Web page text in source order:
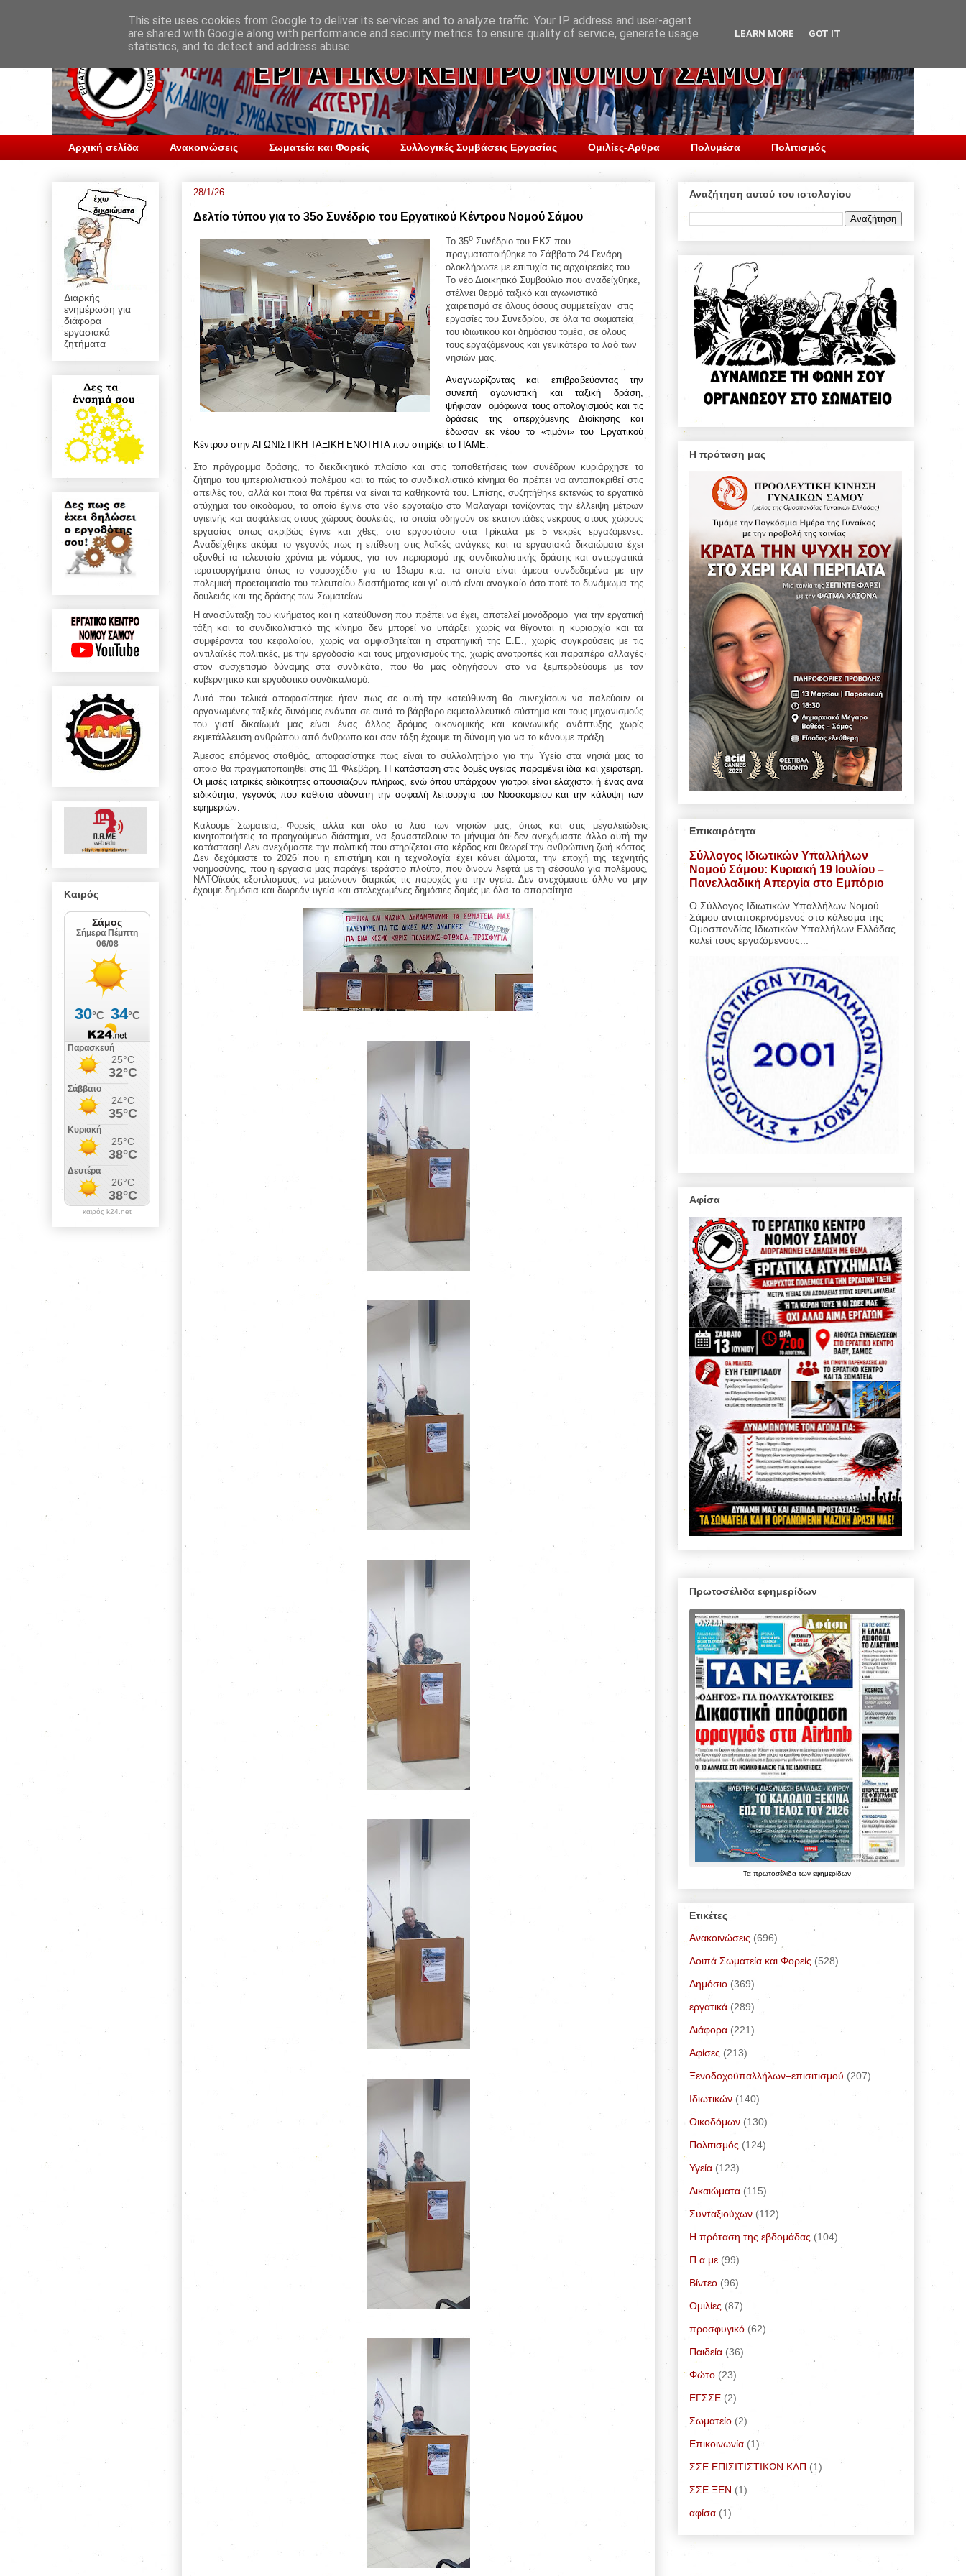
Αρχική σελίδα Ανακοινώσεις Σωματεία και Φορείς Συλλογικές Συμβάσεις Εργασίας Ομιλίες-Αρθρα Πολυμέσα Πολιτισμός
28/1/26
Δελτίο τύπου για το 35ο Συνέδριο του Εργατικού Κέντρου Νομού Σάμου
Το 35ο Συνέδριο του ΕΚΣ που
πραγματοποιήθηκε το Σάββατο 24 Γενάρη
ολοκλήρωσε με επιτυχία τις αρχαιρεσίες του.
Το νέο Διοικητικό Συμβούλιο που αναδείχθηκε,
στέλνει θερμό ταξικό και αγωνιστικό
χαιρετισμό σε όλους όσους συμμετείχαν στις
εργασίες του Συνεδρίου, σε όλα τα σωματεία
του ιδιωτικού και δημόσιου τομέα, σε όλους
τους εργαζόμενους και γενικότερα το λαό των
νησιών μας.
Αναγνωρίζοντας και επιβραβεύοντας την
συνεπή αγωνιστική και ταξική δράση,
ψήφισαν
ομόφωνα τους απολογισμούς και τις
δράσεις της απερχόμενης Διοίκησης και
έδωσαν εκ νέου το «τιμόνι» του Εργατικού
Κέντρου στην ΑΓΩΝΙΣΤΙΚΗ ΤΑΞΙΚΗ ΕΝΟΤΗΤΑ που στηρίζει το ΠΑΜΕ.
Στο πρόγραμμα δράσης, το διεκδικητικό πλαίσιο και στις τοποθετήσεις των συνέδρων κυριάρχησε το
ζήτημα του ιμπεριαλιστικού πολέμου και το πώς το συνδικαλιστικό κίνημα θα πρέπει να ανταποκριθεί στις
απειλές του, αλλά και ποια θα πρέπει να είναι τα καθήκοντά του. Επίσης, συζητήθηκε εκτενώς το εργατικό
ατύχημα του οικοδόμου, το οποίο έγινε στο νέο εργοτάξιο στο Μαλαγάρι τονίζοντας την έλλειψη μέτρων
υγιεινής και ασφάλειας στους χώρους δουλειάς, τα οποία οδηγούν σε εκατοντάδες νεκρούς στους χώρους
εργασίας όπως ακριβώς έγινε και χθες, στο εργοστάσιο στα Τρίκαλα με 5 νεκρές εργαζόμενες.
Αναδείχθηκεακόμα το γεγονός πως η επίθεση στις λαϊκέςανάγκες και τα εργασιακά δικαιώματα έχει
οξυνθεί τα τελευταία χρόνια με νόμους, για τον περιορισμό της συνδικαλιστικής δράσης και αντεργατικά
τερατουργήματα όπως το νομοσχέδιο για το 13ωρο κ.α. τα οποία είναι άμεσα συνδεδεμένα με την
πολεμική προετοιμασία του τελευταίου διαστήματος και γι’ αυτό είναι αναγκαίο όσο ποτέ τοδυνάμωμα της
δουλειάς και της δράσης των Σωματείων.
Η ανασύνταξη του κινήματος και η κατεύθυνση που πρέπει να έχει, αποτελεί μονόδρομο
για την εργατική
τάξη και το συνδικαλιστικό της κίνημα δεν μπορεί να υπάρξει χωρίς να θίγονται η κυριαρχία και τα
συμφέροντα του κεφαλαίου, χωρίς να αμφισβητείται η στρατηγική της Ε.Ε., χωρίς συγκρούσεις με τις
αντιλαϊκές πολιτικές, με την εργοδοσία και τους μηχανισμούς της, χωρίς ανατροπές και παραπέρα αλλαγές
στον συσχετισμό δύναμης στα συνδικάτα, που θα μας οδηγήσουν στο να ξεμπερδεύουμε με τον
κυβερνητικό και εργοδοτικό συνδικαλισμό.
Αυτό που τελικά αποφασίστηκε ήταν πως σε αυτή την κατεύθυνση θα συνεχίσουν να παλεύουν οι
οργανωμένες ταξικές δυνάμεις ενάντια σε αυτό το βάρβαρο εκμεταλλευτικό σύστημα και τους μηχανισμούς
του γιατί δικαίωμά μας είναι ένας άλλος δρόμος οικονομικής και κοινωνικής ανάπτυξης χωρίς
εκμετάλλευση ανθρώπου από άνθρωπο και σαν τάξη έχουμε τη δύναμη για να το κάνουμε πράξη.
Άμεσος επόμενος σταθμός, αποφασίστηκε πως είναιτοσυλλαλητήριο για την Υγεία στα νησιά μας το
οποίο θα πραγματοποιηθεί στις 11 Φλεβάρη. Η κατάσταση στις δομές υγείας παραμένει ίδια και χειρότερη.
Οι μισές ιατρικές ειδικότητες απουσιάζουν πλήρως, ενώ όπου υπάρχουν γιατροί είναι ελάχιστοι ή ένας ανά
ειδικότητα, γεγονός που καθιστά αδύνατη την ασφαλή λειτουργία του Νοσοκομείου και την κάλυψη των
εφημεριών.
Καλούμε Σωματεία, Φορείς αλλά και όλο το λαό των νησιών μας, όπως και στις μεγαλειώδεις
κινητοποιήσεις το προηγούμενο διάστημα, να ξαναστείλουν το μήνυμα ότι δεν ανεχόμαστε άλλο αυτή την
κατάσταση! Δεν ανεχόμαστε την πολιτική που στηρίζεται στο κέρδος και θεωρεί την ανθρώπινη ζωή κόστος.
Δεν δεχόμαστε το 2026 που η επιστήμη και η τεχνολογία έχει κάνει άλματα, την εποχή της τεχνητής
νοημοσύνης, που η εργασία μας παράγει τεράστιο πλούτο, που δίνουν λεφτά με τη σέσουλα για πολέμους,
ΝΑΤΟϊκούς εξοπλισμούς, να μειώνουν διαρκώς τις παροχές για την υγεία. Δεν ανεχόμαστε άλλο να μην
έχουμε δημόσια και δωρεάν υγεία και στελεχωμένες δημόσιες δομές με όλα τα απαραίτητα.
Διαρκής
ενημέρωση για
διάφορα
εργασιακά
ζητήματα
Καιρός
καιρός k24.net
Αναζήτηση αυτού του ιστολογίου
Η πρόταση μας
Επικαιρότητα
Σύλλογος Ιδιωτικών Υπαλλήλων
Νομού Σάμου: Κυριακή 19 Ιουλίου –
Πανελλαδική Απεργία στο Εμπόριο
Ο Σύλλογος Ιδιωτικών Υπαλλήλων Νομού
Σάμου ανταποκρινόμενος στο κάλεσμα της
Ομοσπονδίας Ιδιωτικών Υπαλλήλων Ελλάδας
καλεί τους εργαζόμενους...
Αφίσα
Πρωτοσέλιδα εφημερίδων
Τα πρωτοσέλιδα των εφημερίδων
Ετικέτες
Ανακοινώσεις (696)
Λοιπά Σωματεία και Φορείς (528)
Δημόσιο (369)
εργατικά (289)
Διάφορα (221)
Αφίσες (213)
Ξενοδοχοϋπαλλήλων–επισιτισμού (207)
Ιδιωτικών (140)
Οικοδόμων (130)
Πολιτισμός (124)
Υγεία (123)
Δικαιώματα (115)
Συνταξιούχων (112)
Η πρόταση της εβδομάδας (104)
Π.α.με (99)
Bίντεο (96)
Ομιλίες (87)
προσφυγικό (62)
Παιδεία (36)
Φώτο (23)
ΕΓΣΣΕ (2)
Σωματείο (2)
Επικοινωνία (1)
ΣΣΕ ΕΠΙΣΙΤΙΣΤΙΚΩΝ ΚΛΠ (1)
ΣΣΕ ΞΕΝ (1)
αφίσα (1)
This site uses cookies from Google to deliver its services and to analyze traffic. Your IP address and user-agent
are shared with Google along with performance and security metrics to ensure quality of service, generate usage
statistics, and to detect and address abuse.
LEARN MORE GOT IT